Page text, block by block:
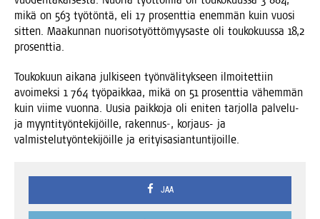
mikä on 563 työ­tön­tä, eli 17 pro­sent­tia enem­män kuin vuo­si
sit­ten. Maa­kun­nan nuo­ri­so­työt­tö­myy­sas­te oli tou­ko­kuus­sa 18,2
prosenttia.
Tou­ko­kuun aika­na jul­ki­seen työn­vä­li­tyk­seen ilmoi­tet­tiin
avoi­mek­si 1 764 työ­paik­kaa, mikä on 51 pro­sent­tia vähem­män
kuin vii­me vuon­na. Uusia paik­ko­ja oli eni­ten tar­jol­la pal­ve­lu-
ja myyn­ti­työn­te­ki­jöil­le, rakennus‑, kor­jaus- ja
val­mis­te­lu­työn­te­ki­jöil­le ja erityisasiantuntijoille.
JAA